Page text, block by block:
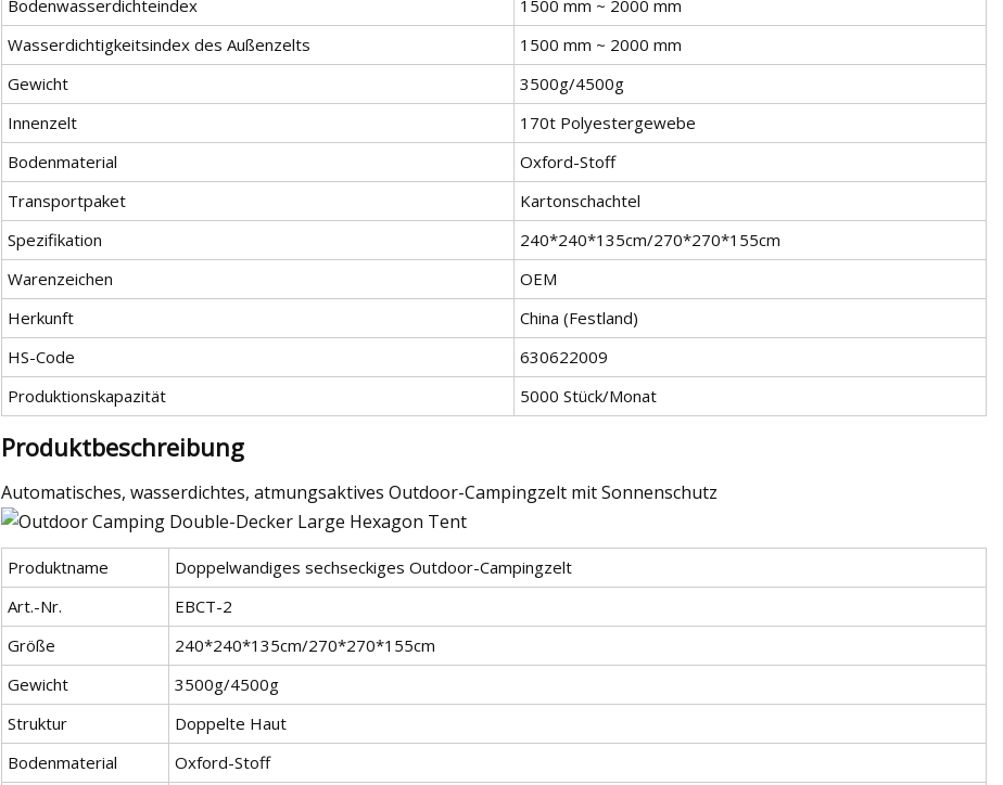
Bodenwasserdichteindex
1500 mm ~ 2000 mm
Wasserdichtigkeitsindex des Außenzelts
1500 mm ~ 2000 mm
Gewicht
3500g/4500g
Innenzelt
170t Polyestergewebe
Bodenmaterial
Oxford-Stoff
Transportpaket
Kartonschachtel
Spezifikation
240*240*135cm/270*270*155cm
Warenzeichen
OEM
Herkunft
China (Festland)
HS-Code
630622009
Produktionskapazität
5000 Stück/Monat
Produktbeschreibung
Automatisches, wasserdichtes, atmungsaktives Outdoor-Campingzelt mit Sonnenschutz
Produktname
Doppelwandiges sechseckiges Outdoor-Campingzelt
Art.-Nr.
EBCT-2
Größe
240*240*135cm/270*270*155cm
Gewicht
3500g/4500g
Struktur
Doppelte Haut
Bodenmaterial
Oxford-Stoff